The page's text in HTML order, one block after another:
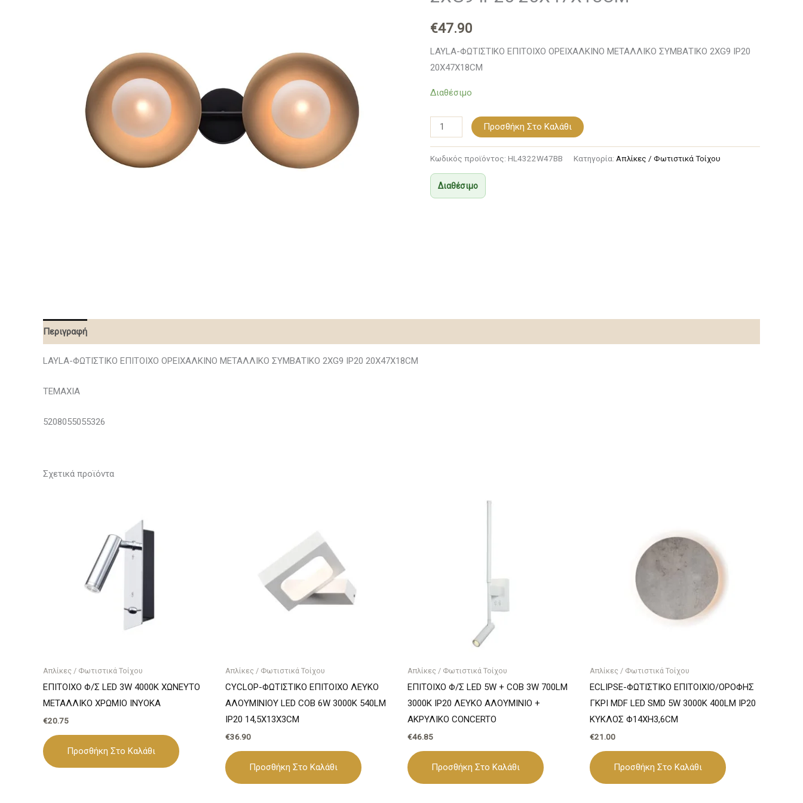
€47.90
LAYLA-ΦΩΤΙΣΤΙΚΟ ΕΠΙΤΟΙΧΟ ΟΡΕΙΧΑΛΚΙΝΟ ΜΕΤΑΛΛΙΚΟ ΣΥΜΒΑΤΙΚΟ 2ΧG9 IP20
20X47X18CM
Διαθέσιμο
2ΧG9
Προσθήκη Στο Καλάθι
Κωδικός προϊόντος: HL4322W47BB Κατηγορία: Απλίκες / Φωτιστικά Τοίχου
Διαθέσιμο
Περιγραφή
LAYLA-ΦΩΤΙΣΤΙΚΟ ΕΠΙΤΟΙΧΟ ΟΡΕΙΧΑΛΚΙΝΟ ΜΕΤΑΛΛΙΚΟ ΣΥΜΒΑΤΙΚΟ 2ΧG9 IP20 20X47X18CM
ΤΕΜΑΧΙΑ
5208055055326
Σχετικά προϊόντα
Απλίκες / Φωτιστικά Τοίχου
ΕΠΙΤΟΙΧΟ Φ/Σ LED 3W 4000K ΧΩΝΕΥΤΟ
ΜΕΤΑΛΛΙΚΟ ΧΡΩΜΙΟ INYOKA
€20.75
Προσθήκη Στο Καλάθι
Απλίκες / Φωτιστικά Τοίχου
CYCLOP-ΦΩΤΙΣΤΙΚΟ ΕΠΙΤΟΙΧΟ ΛΕΥΚΟ
ΑΛΟΥΜΙΝΙΟΥ LED COB 6W 3000K 540LM
IP20 14,5X13X3CM
€36.90
Προσθήκη Στο Καλάθι
Απλίκες / Φωτιστικά Τοίχου
ΕΠΙΤΟΙΧΟ Φ/Σ LED 5W + COB 3W 700LM
3000K IP20 ΛΕΥΚΟ ΑΛΟΥΜΙΝΙΟ +
ΑΚΡΥΛΙΚΟ CONCERTO
€46.85
Προσθήκη Στο Καλάθι
Απλίκες / Φωτιστικά Τοίχου
ECLIPSE-ΦΩΤΙΣΤΙΚΟ ΕΠΙΤΟΙΧΙΟ/ΟΡΟΦΗΣ
ΓΚΡΙ MDF LED SMD 5W 3000Κ 400LM IP20
ΚΥΚΛΟΣ Φ14ΧΗ3,6CM
€21.00
Προσθήκη Στο Καλάθι